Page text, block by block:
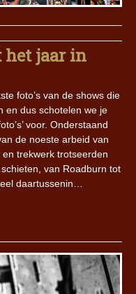
het jaar in
foto’s van de shows die
en dus schotelen we je
voor. Onderstaand
de noeste arbeid van
trekwerk trotseerden
van Roadburn tot
daartussenin…